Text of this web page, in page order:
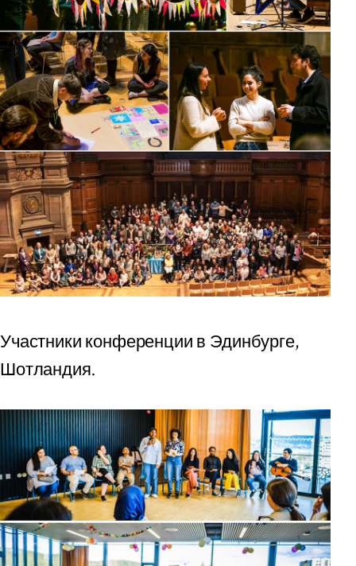
Участники конференции в Эдинбурге,
Шотландия.